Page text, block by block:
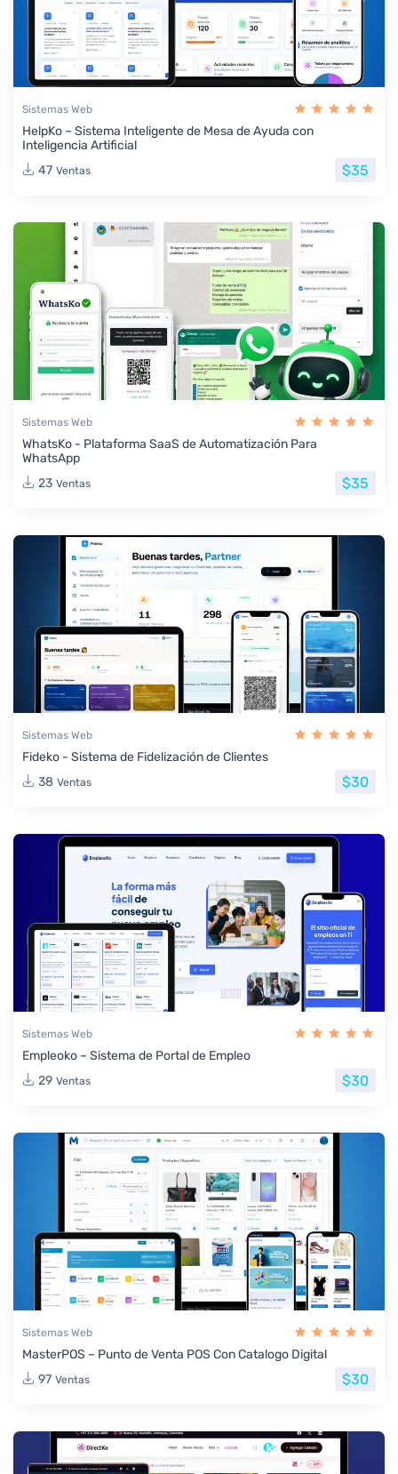
Sistemas Web
HelpKo – Sistema Inteligente de Mesa de Ayuda con
Inteligencia Artificial
47 Ventas $35
Sistemas Web
WhatsKo - Plataforma SaaS de Automatización Para
WhatsApp
23 Ventas $35
Sistemas Web
Fideko - Sistema de Fidelización de Clientes
38 Ventas $30
Sistemas Web
Empleoko – Sistema de Portal de Empleo
29 Ventas $30
Sistemas Web
MasterPOS – Punto de Venta POS Con Catalogo Digital
97 Ventas $30